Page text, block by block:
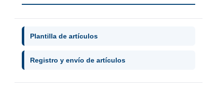
Plantilla de artículos
Registro y envío de artículos